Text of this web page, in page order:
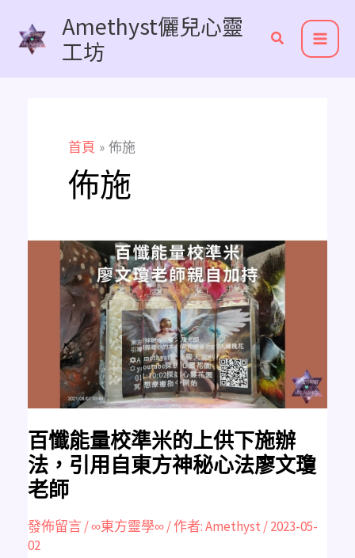
Amethyst儷兒心靈
工坊
首頁 佈施
佈施
百懺能量校準米的上供下施辦
法，引用自東方神秘心法廖文瓊
老師
發佈留言/∞東方靈學∞/ 作者:Amethyst /2023-05-
02
百
法，
用
東
方
神
秘
心
法
廖
瓊
老